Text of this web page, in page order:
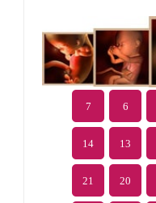
6
7
13
14
20
21